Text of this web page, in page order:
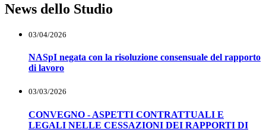
News dello Studio
03/04/2026
NASpI negata con la risoluzione consensuale del rapporto
di lavoro
03/03/2026
CONVEGNO - ASPETTI CONTRATTUALI E
LEGALI NELLE CESSAZIONI DEI RAPPORTI DI